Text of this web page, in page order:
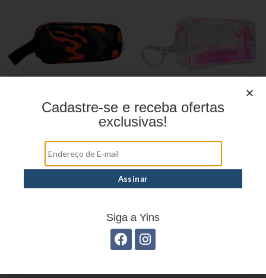
Estojo Juvenil YS27104 Estojo Juvenil YS27103
Cadastre-se e receba ofertas
exclusivas!
Siga a Yins